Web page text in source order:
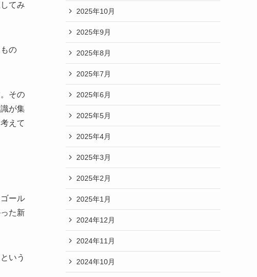
てみ
の
その
が集
えて
ール
た新
いう
2025年10月
2025年9月
2025年8月
2025年7月
2025年6月
2025年5月
2025年4月
2025年3月
2025年2月
2025年1月
2024年12月
2024年11月
2024年10月